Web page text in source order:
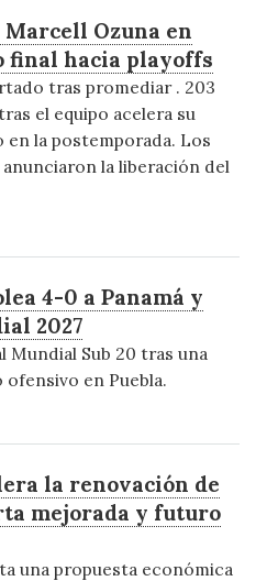
Ozuna en
final hacia playoffs
tras promediar . 203
el equipo acelera su
la postemporada. Los
la liberación del
4-0 a Panamá y
2027
Mundial Sub 20 tras una
en Puebla.
la renovación de
mejorada y futuro
una propuesta económica